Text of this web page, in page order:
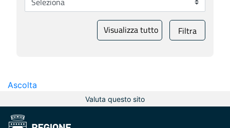
Visualizza tutto Filtra
Ascolta
Valuta questo sito